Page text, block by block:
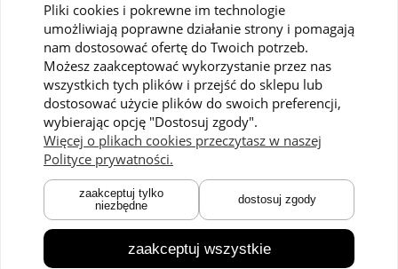
Pomoc
Polityka prywatności
Regulaminy
Kontakt
Moje konto
Twoje zamówienia
Ustawienia konta
Przechowalnia
Płatności i dostawa
Zwroty i reklamacje
O nas
O marce
Technologie
Pliki cookies i pokrewne im technologie
umożliwiają poprawne działanie strony i pomagają
nam dostosować ofertę do Twoich potrzeb.
Możesz zaakceptować wykorzystanie przez nas
wszystkich tych plików i przejść do sklepu lub
dostosować użycie plików do swoich preferencji,
wybierając opcję "Dostosuj zgody".
Więcej o plikach cookies przeczytasz w naszej
Polityce prywatności.
zaakceptuj tylko
niezbędne
dostosuj zgody
zaakceptuj wszystkie